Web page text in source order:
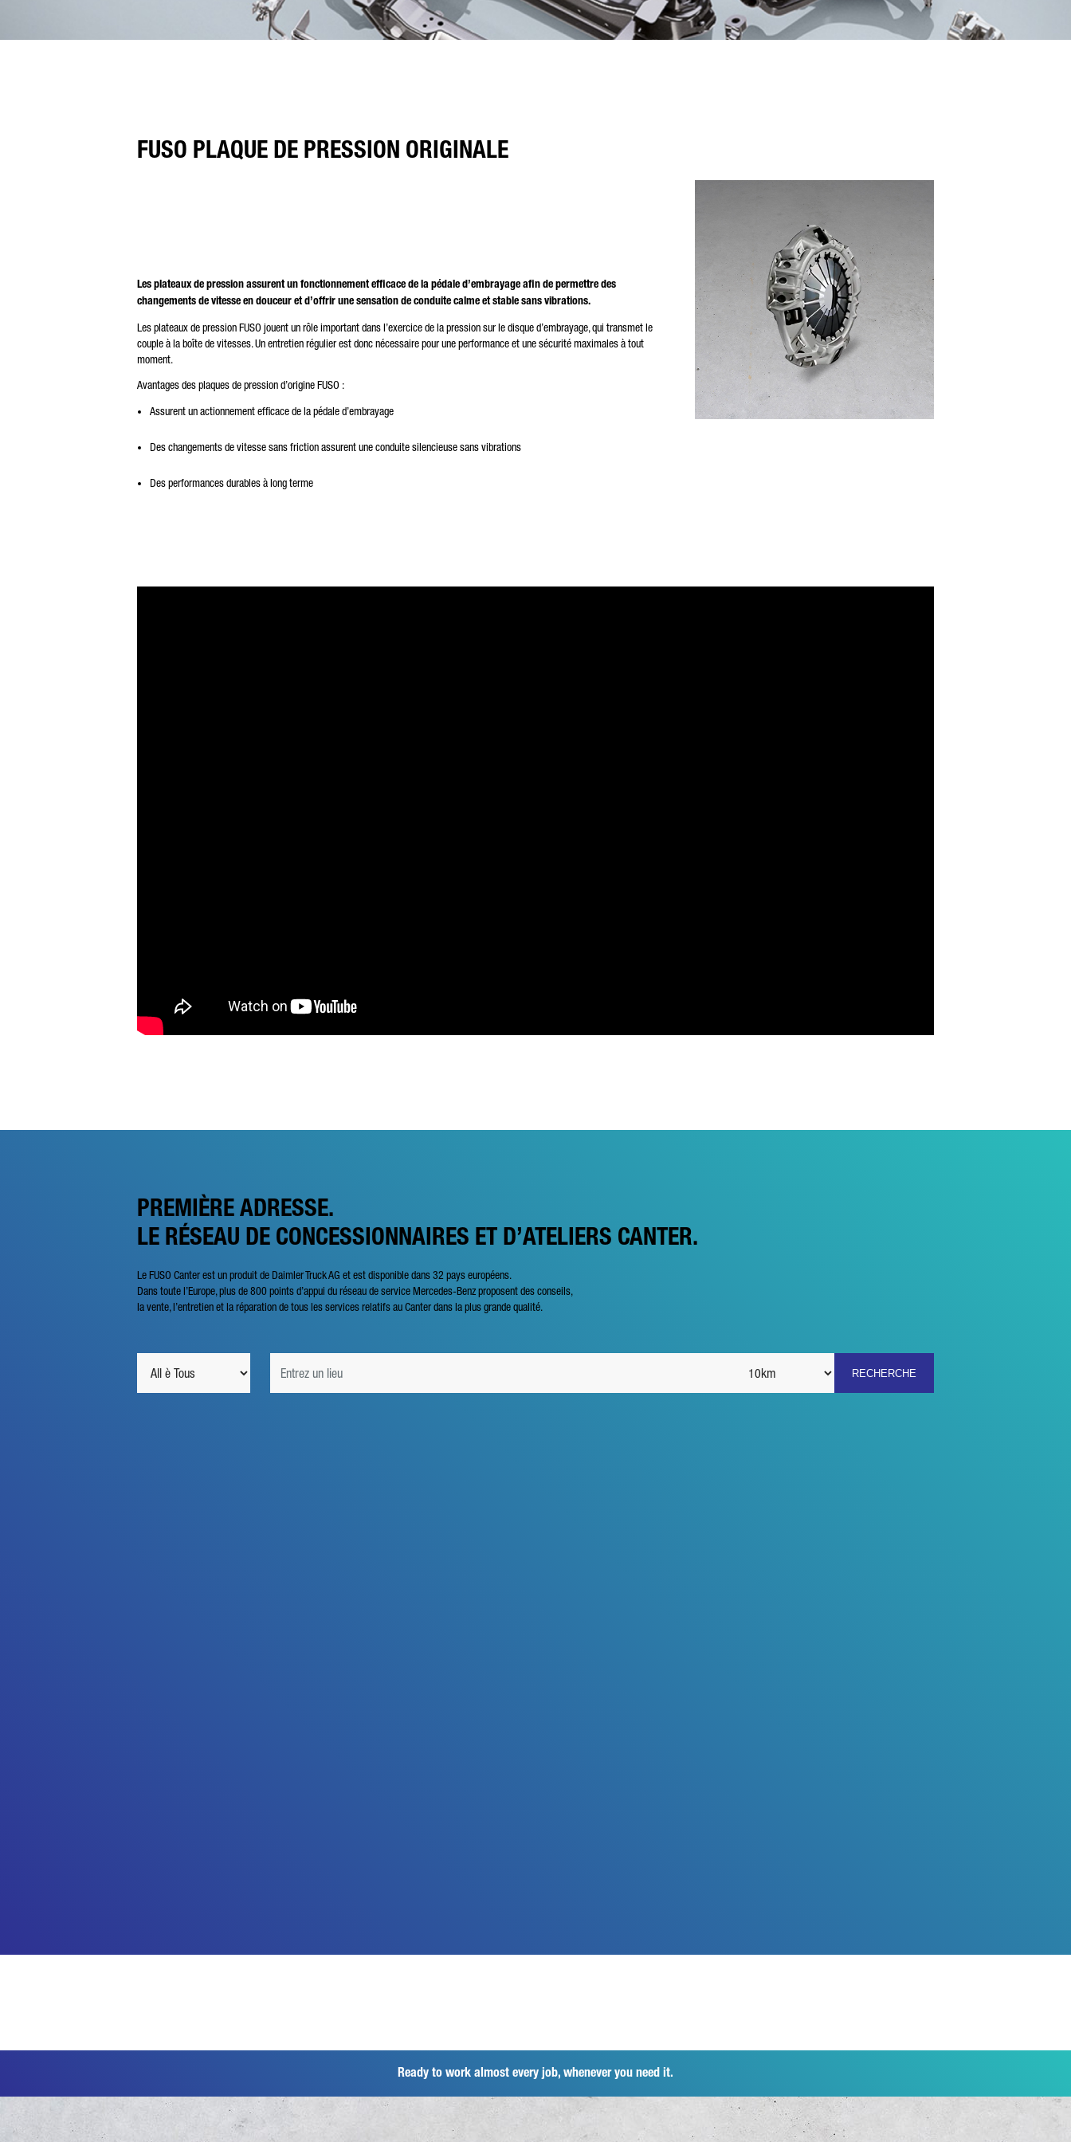
FUSO PLAQUE DE PRESSION ORIGINALE
Les plateaux de pression assurent un fonctionnement efficace de la pédale d’embrayage afin de permettre des
changements de vitesse en douceur et d’offrir une sensation de conduite calme et stable sans vibrations.
Les plateaux de pression FUSO jouent un rôle important dans l’exercice de la pression sur le disque d’embrayage, qui transmet le
couple à la boîte de vitesses. Un entretien régulier est donc nécessaire pour une performance et une sécurité maximales à tout
moment.
Avantages des plaques de pression d’origine FUSO :
Assurent un actionnement efficace de la pédale d’embrayage
Des changements de vitesse sans friction assurent une conduite silencieuse sans vibrations
Des performances durables à long terme
PREMIÈRE ADRESSE.
LE RÉSEAU DE CONCESSIONNAIRES ET D’ATELIERS CANTER.
Le FUSO Canter est un produit de Daimler Truck AG et est disponible dans 32 pays européens.
Dans toute l’Europe, plus de 800 points d’appui du réseau de service Mercedes-Benz proposent des conseils,
la vente, l’entretien et la réparation de tous les services relatifs au Canter dans la plus grande qualité.
Ready to work almost every job, whenever you need it.